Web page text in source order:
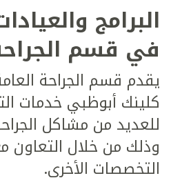
البرامج
في قسم
يقدم قسم الجراحة
كلينك أبوظبي خدمات
للعديد من مشاكل
وذلك من خلال التعاون
التخصصات الأخرى.